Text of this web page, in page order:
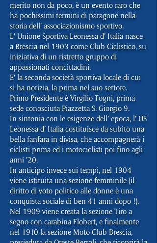
merito non da poco, è un evento raro che
ha pochissimi termini di paragone nella
storia dell’ associazionismo sportivo.
L’ Unione Sportiva Leonessa d’ Italia nasce
a Brescia nel 1903 come Club Ciclistico, su
iniziativa di un ristretto gruppo di
appassionati concittadini.
E’ la seconda società sportiva locale di cui
si ha notizia, la prima nel suo settore.
Primo Presidente è Virgilio Togni, prima
sede conosciuta Piazzetta S. Giorgio 9.
In sintonia con le esigenze dell’ epoca, l’ US
Leonessa d’ Italia costituisce da subito una
bella fanfara in divisa, che accompagnerà i
ciclisti prima ed i motociclisti poi fino agli
anni ’20.
In anticipo invece sui tempi, nel 1904
viene istituita una sezione femminile (il
diritto di voto politico alle donne è una
conquista sociale di ben 41 anni dopo !).
Nel 1909 viene creata la sezione Tiro a
segno con carabina Flobert, e finalmente
nel 1910 la sezione Moto Club Brescia,